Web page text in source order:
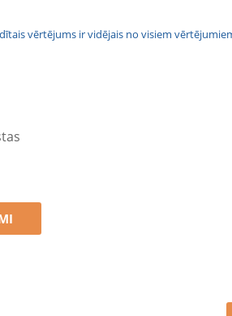
vērtējums ir vidējais no visiem